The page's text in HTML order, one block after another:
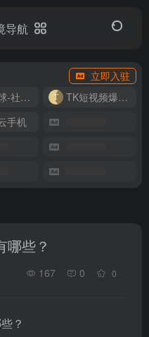
立即入驻
智媒全球-社媒管理平台
TK短视频爆款复刻
手机
哪些？
167 0 0